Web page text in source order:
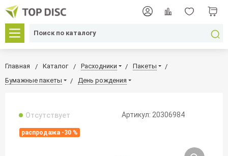
Главная Каталог Расходники
Пакеты
Бумажные пакеты
День рождения
Отсутствует Артикул: 20306984
распродажа -30 %